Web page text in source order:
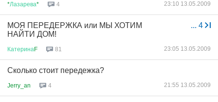
*Лазарева* 4 23:10 13.05.2009
... 4
МОЯ ПЕРЕДЕРЖКА или МЫ ХОТИМ
НАЙТИ ДОМ!
КатеринаF 81 23:05 13.05.2009
Сколько стоит передежка?
Jerry_an 4 21:55 13.05.2009